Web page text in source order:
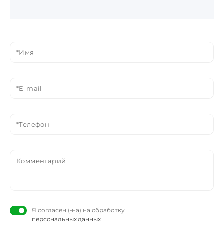
Я согласен (-на) на обработку
персональных данных